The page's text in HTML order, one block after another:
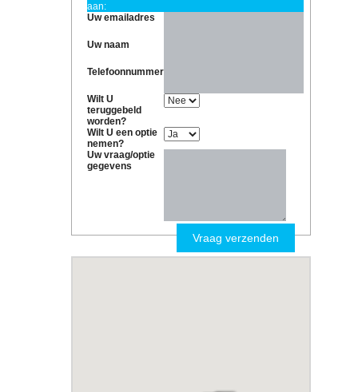
aan:
Uw emailadres
Uw naam
Telefoonnummer
Wilt U
teruggebeld
worden?
Wilt U een optie
nemen?
Uw vraag/optie
gegevens